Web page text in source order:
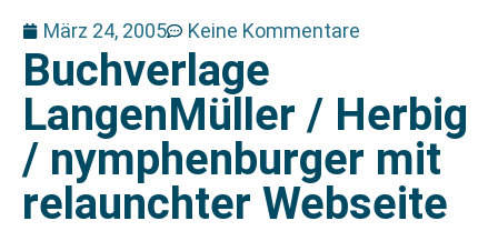
März 24, 2005 Keine Kommentare
Buchverlage
LangenMüller / Herbig
/ nymphenburger mit
relaunchter Webseite